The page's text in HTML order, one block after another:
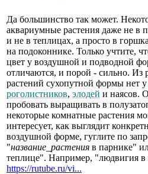
Да большинство так может.
аквариумные растения даже не в
и не в теплицах, а просто в
на подоконнике. Только учтите,
цвет у воздушной и подводной
отличаются, и порой - сильно. Из
растений сухопутной формы нет у
роголистников, элодей и наясов.
пробовать выращивать в
некоторые комнатные растения
интересует, как выглядит
воздушной форме, гуглите по
"название_растения в парнике"
теплице". Например, "людвигия в
https://rutube.ru/vi...